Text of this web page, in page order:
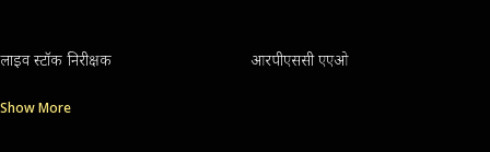
लाइव स्टॉक निरीक्षक आरपीएससी एएओ
Show More